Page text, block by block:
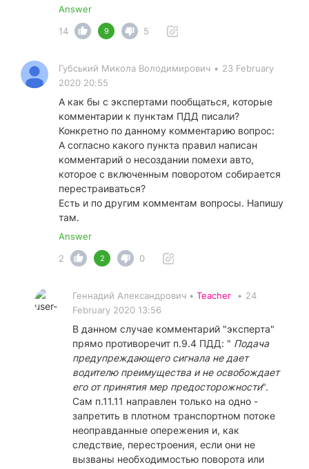
Answer
14
9 5
Губський Микола Володимирович • 23 February
2020 20:55
А как бы с экспертами пообщаться, которые
комментарии к пунктам ПДД писали?
Конкретно по данному комментарию вопрос:
А согласно какого пункта правил написан
комментарий о несоздании помехи авто,
которое с включенным поворотом собирается
перестраиваться?
Есть и по другим комментам вопросы. Напишу
там.
Answer
2
2 0
Геннадий Александрович • Teacher • 24
February 2020 13:56
В данном случае комментарий "эксперта"
прямо противоречит п.9.4 ПДД: " Подача
предупреждающего сигнала не дает
водителю преимущества и не освобождает
его от принятия мер предосторожности".
Сам п.11.11 направлен только на одно -
запретить в плотном транспортном потоке
неоправданные опережения и, как
следствие, перестроения, если они не
вызваны необходимостью поворота или